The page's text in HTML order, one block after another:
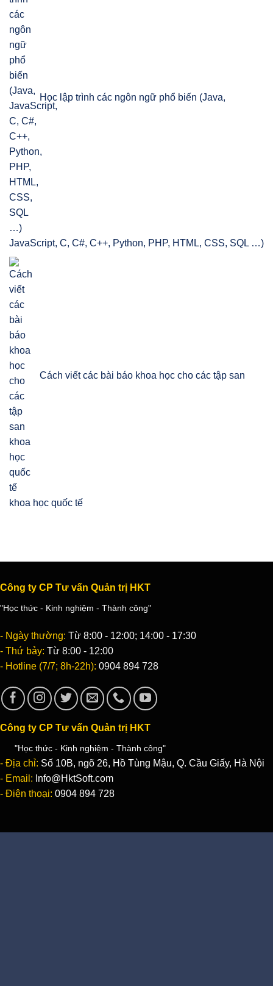
Học lập trình các ngôn ngữ phổ biến (Java,
JavaScript, C, C#, C++, Python, PHP, HTML, CSS, SQL …)
Cách viết các bài báo khoa học cho các tập san
khoa học quốc tế
Công ty CP Tư vấn Quản trị HKT
"Học thức - Kinh nghiệm - Thành công"
- Ngày thường: Từ 8:00 - 12:00; 14:00 - 17:30
- Thứ bảy: Từ 8:00 - 12:00
- Hotline (7/7; 8h-22h): 0904 894 728
Công ty CP Tư vấn Quản trị HKT
"Học thức - Kinh nghiệm - Thành công"
- Địa chỉ: Số 10B, ngõ 26, Hồ Tùng Mậu, Q. Cầu Giấy, Hà Nội
- Email: Info@HktSoft.com
- Điện thoại: 0904 894 728